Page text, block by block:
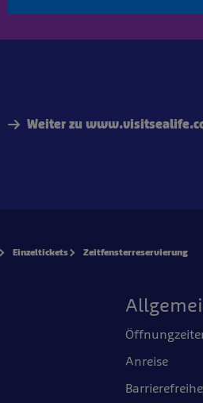
Weiter zu
Einzeltickets Zeitfensterreservierung
Anreise